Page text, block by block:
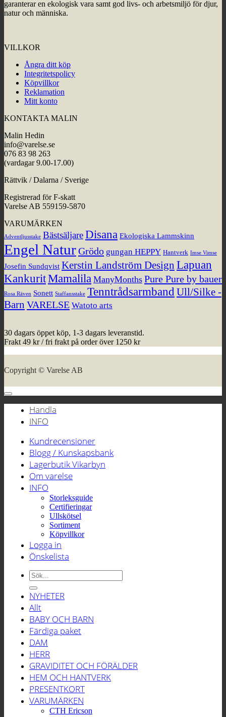
garanterar en ekologisk vara samt god livs- och arbetsmiljö för djur,
natur och människa.
VILLKOR
Ångra ditt köp
Integritetspolicy
Köpvillkor
Reklamation
Mitt konto
KONTAKTA MALIN
Malin Hedin
info@varelse.se
076 83 98 263
(vardagar 9.00-17.00)
Rättvik / Dalarna / Sverige
Registrerad för F-skatt
Varelse AB 559159-5870
VARUMÄRKEN
Adventljusstake BästsäljareDisana Ekologiska Lammskinn
Engel NaturGrödo gungan HEPPY Hantverk Imse Vimse
Josefin Sundqvist Kerstin Landström Design Lapuan
KankuritMamalila ManyMonths Pure Pure by bauer
Rosa Räven Sonett Staffansstake TenntrådsarmbandUll/Silke -
Barn VARELSE Watoto arts
30 dagars öppet köp, 1-3 dagars leveranstid.
Frakt 49 kr / fri frakt på order över 1250 kr
Copyright © Varelse AB
Handla
INFO
Kundrecensioner
Blogg / Kunskapsbank
Lagerbutik Vikarbyn
Om varelse
INFO
Storleksguide
Certifieringar
Ullskötsel
Sortiment
Köpvillkor
Logga in
Önskelista
Sök
efter:
NYHETER
Allt
BABY OCH BARN
Färdiga paket
DAM
HERR
GRAVIDITET OCH FÖRÄLDER
HEM OCH HANTVERK
PRESENTKORT
VARUMÄRKEN
CTH Ericson